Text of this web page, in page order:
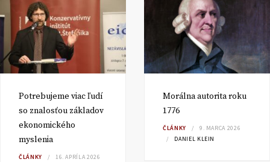
Potrebujeme viac ľudí
so znalosťou základov
ekonomického
myslenia
ČLÁNKY
16. APRÍLA 2026
Morálna autorita roku
1776
ČLÁNKY
9. MARCA 2026
DANIEL KLEIN